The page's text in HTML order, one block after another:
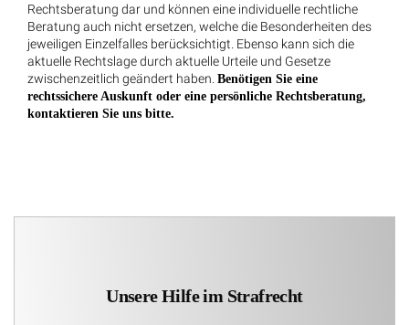
Rechtsberatung dar und können eine individuelle rechtliche
Beratung auch nicht ersetzen, welche die Besonderheiten des
jeweiligen Einzelfalles berücksichtigt. Ebenso kann sich die
aktuelle Rechtslage durch aktuelle Urteile und Gesetze
zwischenzeitlich geändert haben. Benötigen Sie eine
rechtssichere Auskunft oder eine persönliche Rechtsberatung,
kontaktieren Sie uns bitte.
Unsere Hilfe im Strafrecht